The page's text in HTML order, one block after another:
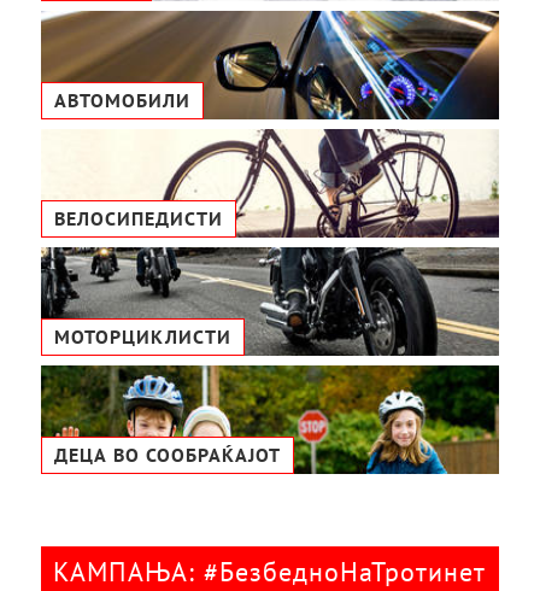
АВТОМОБИЛИ
ВЕЛОСИПЕДИСТИ
МОТОРЦИКЛИСТИ
ДЕЦА ВО СООБРАЌАЈОТ
КАМПАЊА: #БезбедноНаТротинет